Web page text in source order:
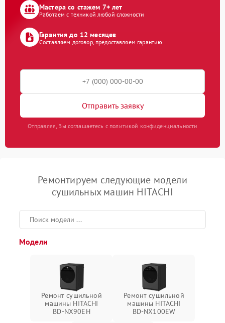
Мастера со стажем 7+ лет
Работаем с техникой любой сложности
Гарантия до 12 месяцев
Составляем договор, предоставляем гарантию
Отправить заявку
Отправляя, Вы соглашаетесь с политикой конфиденциальности
Ремонтируем следующие модели
сушильных машин HITACHI
Модели
Ремонт сушильной
машины HITACHI
BD-NX90EH
Ремонт сушильной
машины HITACHI
BD-NX100EW